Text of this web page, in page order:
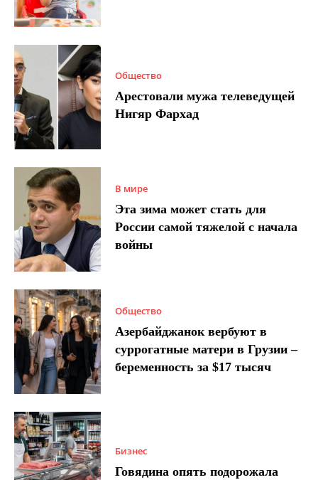
Общество
Арестовали мужа телеведущей
Нигяр Фархад
В мире
Эта зима может стать для
России самой тяжелой с начала
войны
Общество
Азербайджанок вербуют в
суррогатные матери в Грузии –
беременность за $17 тысяч
Бизнес
Говядина опять подорожала